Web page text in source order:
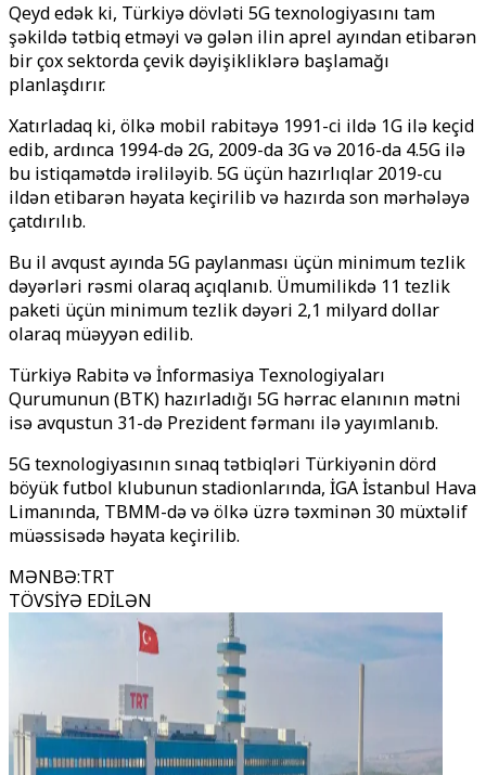
Qeyd edək ki, Türkiyə dövləti 5G texnologiyasını tam
şəkildə tətbiq etməyi və gələn ilin aprel ayından etibarən
bir çox sektorda çevik dəyişikliklərə başlamağı
planlaşdırır.
Xatırladaq ki, ölkə mobil rabitəyə 1991-ci ildə 1G ilə keçid
edib, ardınca 1994-də 2G, 2009-da 3G və 2016-da 4.5G ilə
bu istiqamətdə irəliləyib. 5G üçün hazırlıqlar 2019-cu
ildən etibarən həyata keçirilib və hazırda son mərhələyə
çatdırılıb.
Bu il avqust ayında 5G paylanması üçün minimum tezlik
dəyərləri rəsmi olaraq açıqlanıb. Ümumilikdə 11 tezlik
paketi üçün minimum tezlik dəyəri 2,1 milyard dollar
olaraq müəyyən edilib.
Türkiyə Rabitə və İnformasiya Texnologiyaları
Qurumunun (BTK) hazırladığı 5G hərrac elanının mətni
isə avqustun 31-də Prezident fərmanı ilə yayımlanıb.
5G texnologiyasının sınaq tətbiqləri Türkiyənin dörd
böyük futbol klubunun stadionlarında, İGA İstanbul Hava
Limanında, TBMM-də və ölkə üzrə təxminən 30 müxtəlif
müəssisədə həyata keçirilib.
MƏNBƏ:TRT
TÖVSİYƏ EDİLƏN